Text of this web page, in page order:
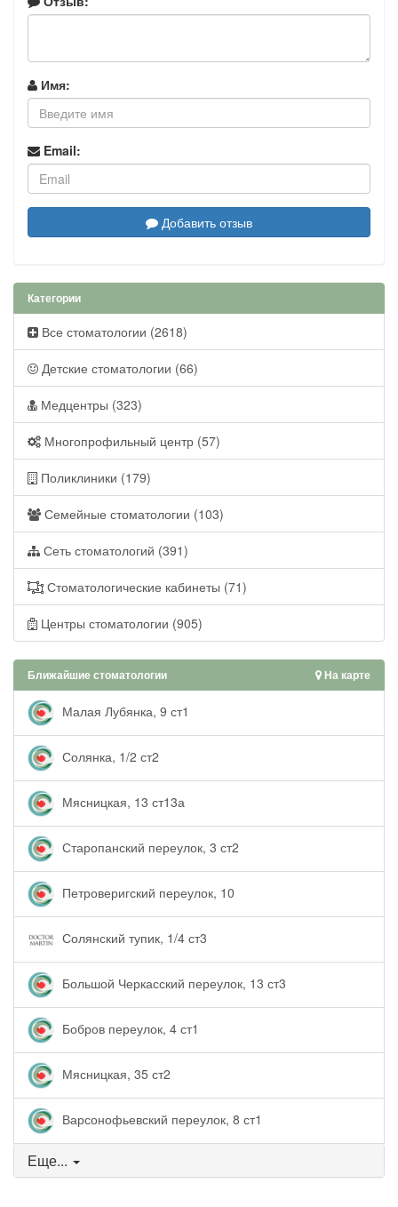
Имя:
Email:
Добавить отзыв
Категории
Все стоматологии (2618)
Детские стоматологии (66)
Медцентры (323)
Многопрофильный центр (57)
Поликлиники (179)
Семейные стоматологии (103)
Сеть стоматологий (391)
Стоматологические кабинеты (71)
Центры стоматологии (905)
Ближайшие стоматологии На карте
Малая Лубянка, 9 ст1
Солянка, 1/2 ст2
Мясницкая, 13 ст13а
Старопанский переулок, 3 ст2
Петроверигский переулок, 10
Солянский тупик, 1/4 ст3
Большой Черкасский переулок, 13 ст3
Бобров переулок, 4 ст1
Мясницкая, 35 ст2
Варсонофьевский переулок, 8 ст1
Еще...